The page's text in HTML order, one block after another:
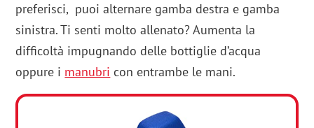
preferisci, puoi alternare gamba destra e gamba
sinistra. Ti senti molto allenato? Aumenta la
difficoltà impugnando delle bottiglie d’acqua
oppure i manubri con entrambe le mani.